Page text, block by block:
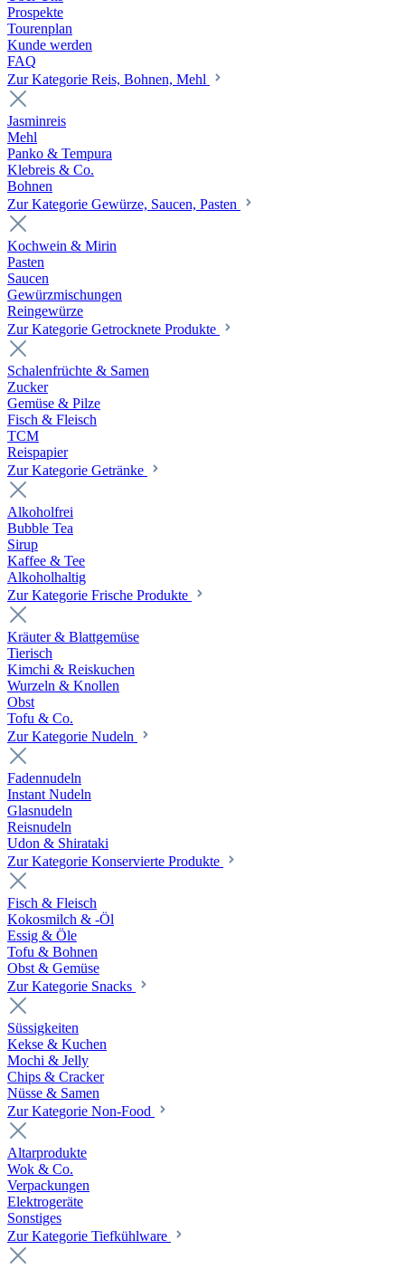
Prospekte
Tourenplan
Kunde werden
FAQ
Zur Kategorie Reis, Bohnen, Mehl
Jasminreis
Mehl
Panko & Tempura
Klebreis & Co.
Bohnen
Zur Kategorie Gewürze, Saucen, Pasten
Kochwein & Mirin
Pasten
Saucen
Gewürzmischungen
Reingewürze
Zur Kategorie Getrocknete Produkte
Schalenfrüchte & Samen
Zucker
Gemüse & Pilze
Fisch & Fleisch
TCM
Reispapier
Zur Kategorie Getränke
Alkoholfrei
Bubble Tea
Sirup
Kaffee & Tee
Alkoholhaltig
Zur Kategorie Frische Produkte
Kräuter & Blattgemüse
Tierisch
Kimchi & Reiskuchen
Wurzeln & Knollen
Obst
Tofu & Co.
Zur Kategorie Nudeln
Fadennudeln
Instant Nudeln
Glasnudeln
Reisnudeln
Udon & Shirataki
Zur Kategorie Konservierte Produkte
Fisch & Fleisch
Kokosmilch & -Öl
Essig & Öle
Tofu & Bohnen
Obst & Gemüse
Zur Kategorie Snacks
Süssigkeiten
Kekse & Kuchen
Mochi & Jelly
Chips & Cracker
Nüsse & Samen
Zur Kategorie Non-Food
Altarprodukte
Wok & Co.
Verpackungen
Elektrogeräte
Sonstiges
Zur Kategorie Tiefkühlware